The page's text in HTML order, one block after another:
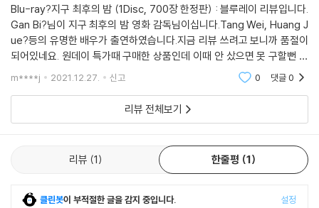
Blu-ray?지구 최후의 밤 (1Disc, 700장 한정판) : 블루레이 리뷰입니다.
Gan Bi?님이 지구 최후의 밤 영화 감독님이십니다.Tang Wei, Huang J
ue?등의 유명한 배우가 출연하였습니다.지금 리뷰 쓰려고 보니까 품절이
되어있네요. 원데이 특가때 구매한 상품인데 이때 안 샀으면 못 구할뻔 했
습니다. 알파벳 오류가 있어서 리콜 한 번 됐던 제품입니다. 리콜이라기 보
다는 풀슬립 케이스를
m****j 2021.12.27. 신고 0 댓글0
리뷰 전체보기
리뷰 1 한줄평 1
클린봇이 부적절한 글을 감지 중입니다. 설정